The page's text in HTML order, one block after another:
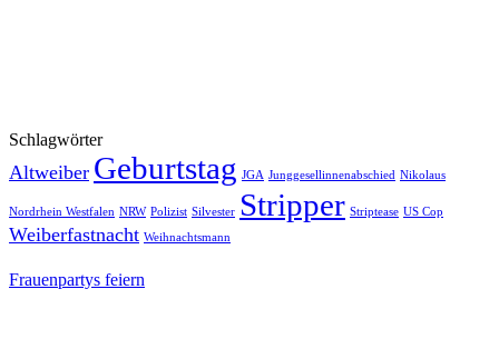
Schlagwörter
Altweiber Geburtstag JGA Junggesellinnenabschied Nikolaus
Nordrhein Westfalen NRW Polizist Silvester Stripper Striptease US Cop
Weiberfastnacht Weihnachtsmann
Frauenpartys feiern